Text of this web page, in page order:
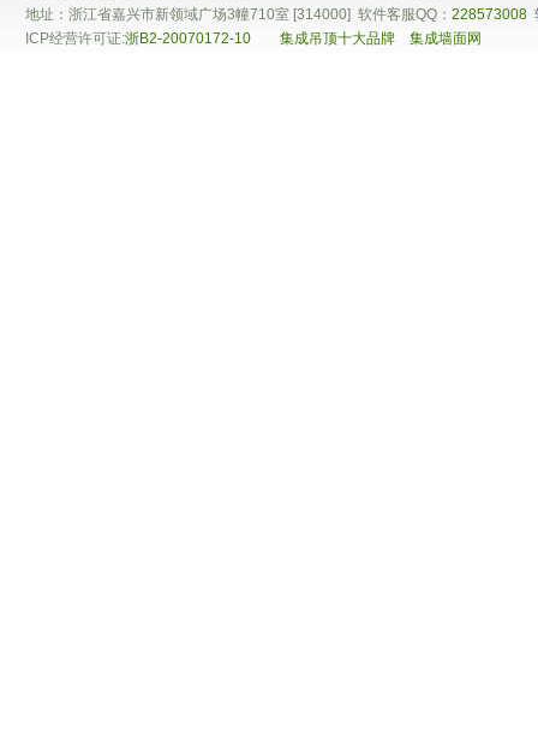
地址：浙江省嘉兴市新领域广场3幢710室 [314000] 软件客服QQ： 228573008
ICP经营许可证:浙B2-20070172-10 集成吊顶十大品牌 集成墙面网